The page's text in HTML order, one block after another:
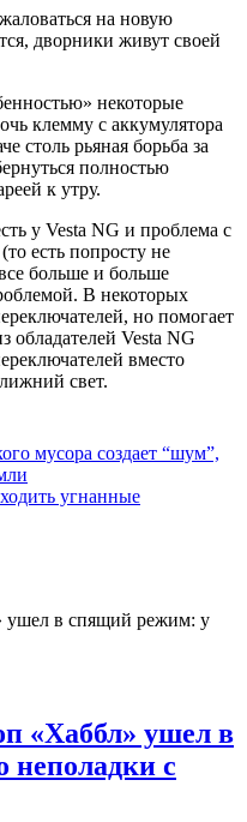
на новую
дворники живут своей
некоторые
клемму с аккумулятора
столь рьяная борьба за
полностью
к утру.
у Vesta NG и проблема с
есть попросту не
больше и больше
В некоторых
но помогает
обладателей Vesta NG
вместо
свет.
мусора создает “шум”,
угнанные
«Хаббл» ушел в
неполадки с